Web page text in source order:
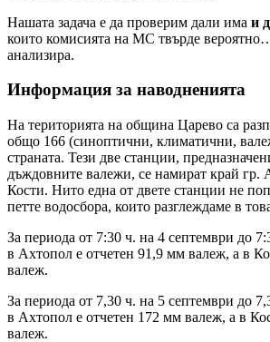
Нашата задача е да проверим дали има и
които комисията на МС твърде
анализира.
Информация за наводненията
На територията на община Царево са
общо 166 (синоптични, климатични,
страната. Тези две станции,
дъждовните валежи, се намират край гр.
Кости. Нито една от двете станции не
петте водосбора, които разглеждаме в
За периода от 7:30 ч. на 4 септември до
в Ахтопол е отчетен 91,9 мм валеж, а в
валеж.
За периода от 7,30 ч. на 5 септември до
в Ахтопол е отчетен 172 мм валеж, а в
валеж.